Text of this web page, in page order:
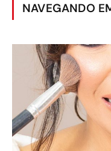
NAVEGANDO